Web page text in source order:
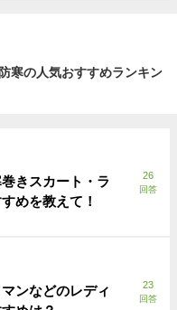
寒の人気おすすめランキン
きスカート・ラ
めを教えて！
26
回答
ンなどのレディ
23
回答